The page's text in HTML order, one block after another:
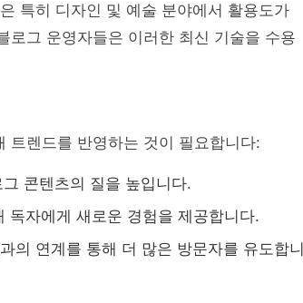
특히 디자인 및 예술 분야에서 활용도가
로그 운영자들은 이러한 최신 기술을 수용
트렌드를 반영하는 것이 필요합니다:
콘텐츠의 질을 높입니다.
독자에게 새로운 경험을 제공합니다.
의 연계를 통해 더 많은 방문자를 유도합니